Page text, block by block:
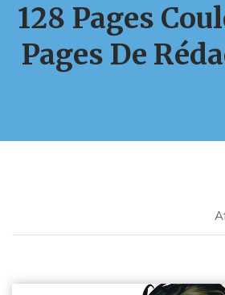
128 Pages
Pages De